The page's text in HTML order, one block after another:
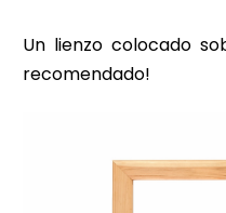
Un lienzo colocado
recomendado!